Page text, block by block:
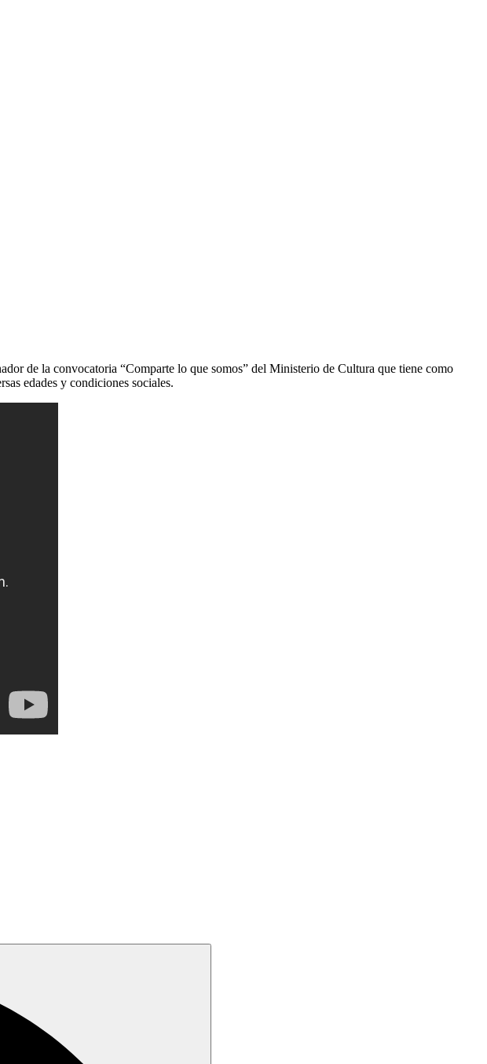
de la convocatoria “Comparte lo que somos” del Ministerio de Cultura que tiene como
edades y condiciones sociales.